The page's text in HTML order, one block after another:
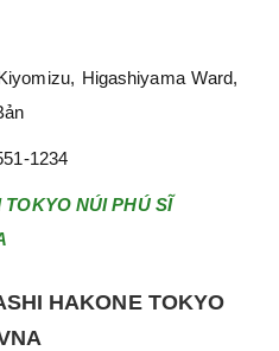
Higashiyama Ward,
1234
TOKYO NÚI PHÚ SĨ
HAKONE TOKYO